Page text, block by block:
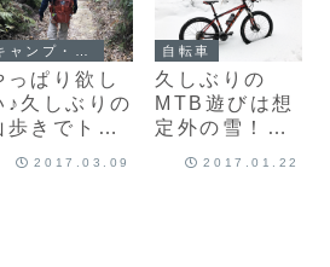
っぱり欲し
♪久しぶりの
歩きでトレ
キングポー
2017.03.09
自転車
久しぶりの
MTB遊びは想
定外の雪！冬
山ランチポタ
2017.01.22